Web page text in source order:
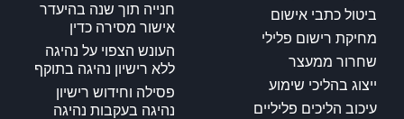
ביטול כתבי אישום
מחיקת רישום פלילי
שחרור ממעצר
ייצוג בהליכי שימוע
עיכוב הליכים פליליים
חנייה תוך שנה בהיעדר
אישור מסירה כדין
העונש הצפוי על נהיגה
ללא רישיון נהיגה בתוקף
פסילה וחידוש רישיון
נהיגה בעקבות נהיגה